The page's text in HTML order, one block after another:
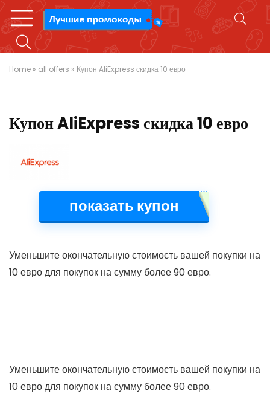
Home » all offers » Купон AliExpress скидка 10 евро
Купон AliExpress скидка 10 евро
показать купон
Уменьшите окончательную стоимость вашей покупки на
10 евро для покупок на сумму более 90 евро.
Уменьшите окончательную стоимость вашей покупки на
10 евро для покупок на сумму более 90 евро.